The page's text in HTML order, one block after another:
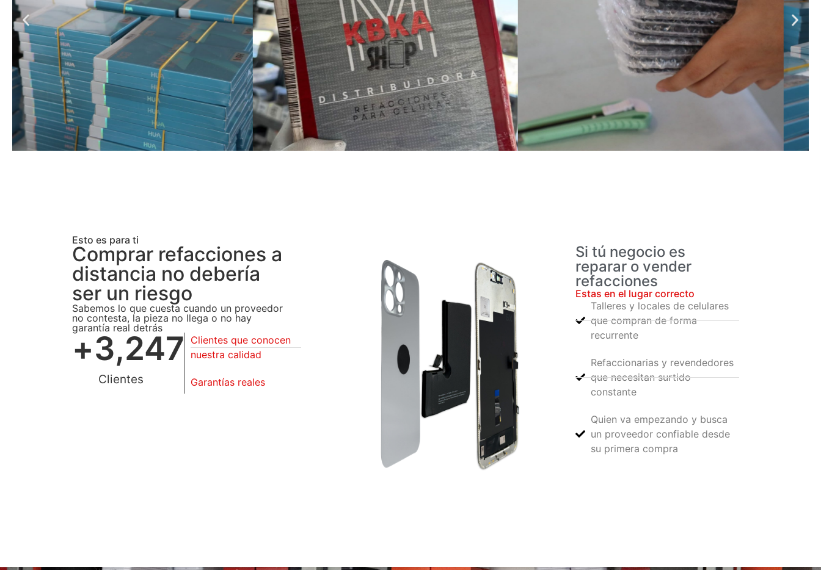
Esto es para ti
Comprar refacciones a
distancia no debería
ser un riesgo
Sabemos lo que cuesta cuando un proveedor
no contesta, la pieza no llega o no hay
garantía real detrás
Clientes
+3,247
Clientes que conocen
nuestra calidad
Garantías reales
Si tú negocio es
reparar o vender
refacciones
Estas en el lugar correcto
Talleres y locales de celulares
que compran de forma
recurrente
Refaccionarias y revendedores
que necesitan surtido
constante
Quien va empezando y busca
un proveedor confiable desde
su primera compra